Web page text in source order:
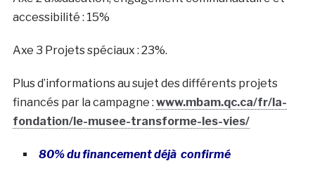
accessibilité : 15%
Axe 3 Projets spéciaux : 23%.
Plus d’informations au sujet des différents projets
financés par la campagne : www.mbam.qc.ca/fr/la-
fondation/le-musee-transforme-les-vies/
80% du financement déjà confirmé